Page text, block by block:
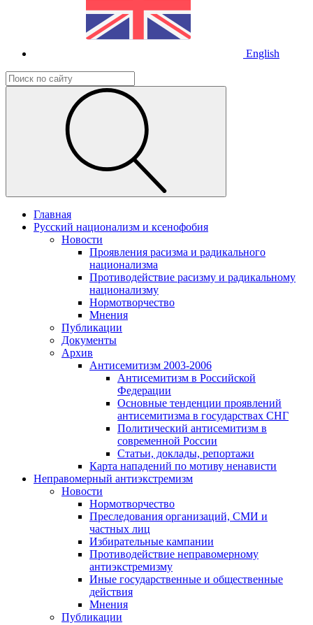
English
Главная
Русский национализм и ксенофобия
Новости
Проявления расизма и радикального
национализма
Противодействие расизму и радикальному
национализму
Нормотворчество
Мнения
Публикации
Документы
Архив
Антисемитизм 2003-2006
Антисемитизм в Российской
Федерации
Основные тенденции проявлений
антисемитизма в государствах СНГ
Политический антисемитизм в
современной России
Статьи, доклады, репортажи
Карта нападений по мотиву ненависти
Неправомерный антиэкстремизм
Новости
Нормотворчество
Преследования организаций, СМИ и
частных лиц
Избирательные кампании
Противодействие неправомерному
антиэкстремизму
Иные государственные и общественные
действия
Мнения
Публикации